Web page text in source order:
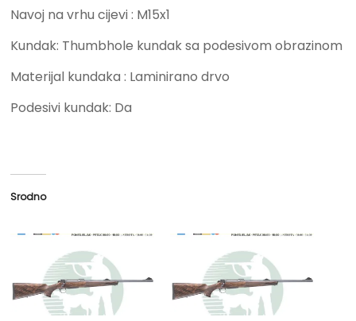
Navoj na vrhu cijevi : M15x1
Kundak: Thumbhole kundak sa podesivom obrazinom
Materijal kundaka : Laminirano drvo
Podesivi kundak: Da
Srodno